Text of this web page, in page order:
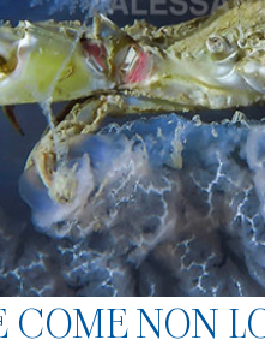
COME NON